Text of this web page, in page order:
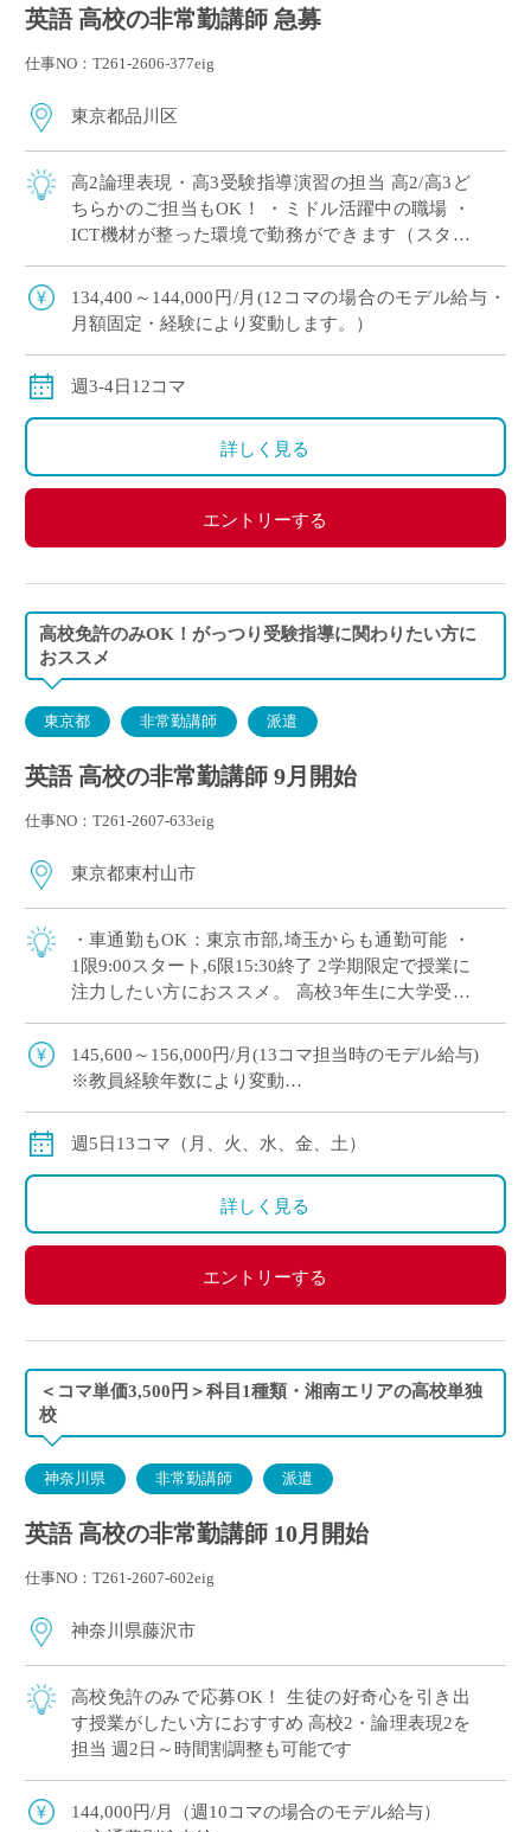
英語 高校の非常勤講師 急募
仕事NO：T261-2606-377eig
東京都品川区
高2論理表現・高3受験指導演習の担当 高2/高3ど
ちらかのご担当もOK！ ・ミドル活躍中の職場 ・
ICT機材が整った環境で勤務ができます（スタデ
での自身の経験を活かして、 […]
134,400～144,000円/月(12コマの場合のモデル給与・
月額固定・経験により変動します。）
週3-4日12コマ
詳しく見る
エントリーする
高校免許のみOK！がっつり受験指導に関わりたい方に
おススメ
東京都 非常勤講師 派遣
英語 高校の非常勤講師 9月開始
仕事NO：T261-2607-633eig
東京都東村山市
・車通勤もOK：東京市部,埼玉からも通勤可能 ・
1限9:00スタート,6限15:30終了 2学期限定で授業に
注力したい方におススメ。 高校3年生に大学受験
145,600～156,000円/月(13コマ担当時のモデル給与)
※教員経験年数により変動
週5日13コマ（月、火、水、金、土）
詳しく見る
エントリーする
＜コマ単価3,500円＞科目1種類・湘南エリアの高校単独
校
神奈川県 非常勤講師 派遣
英語 高校の非常勤講師 10月開始
仕事NO：T261-2607-602eig
神奈川県藤沢市
高校免許のみで応募OK！ 生徒の好奇心を引き出
す授業がしたい方におすすめ 高校2・論理表現2を
担当 週2日～時間割調整も可能です
144,000円/月（週10コマの場合のモデル給与）